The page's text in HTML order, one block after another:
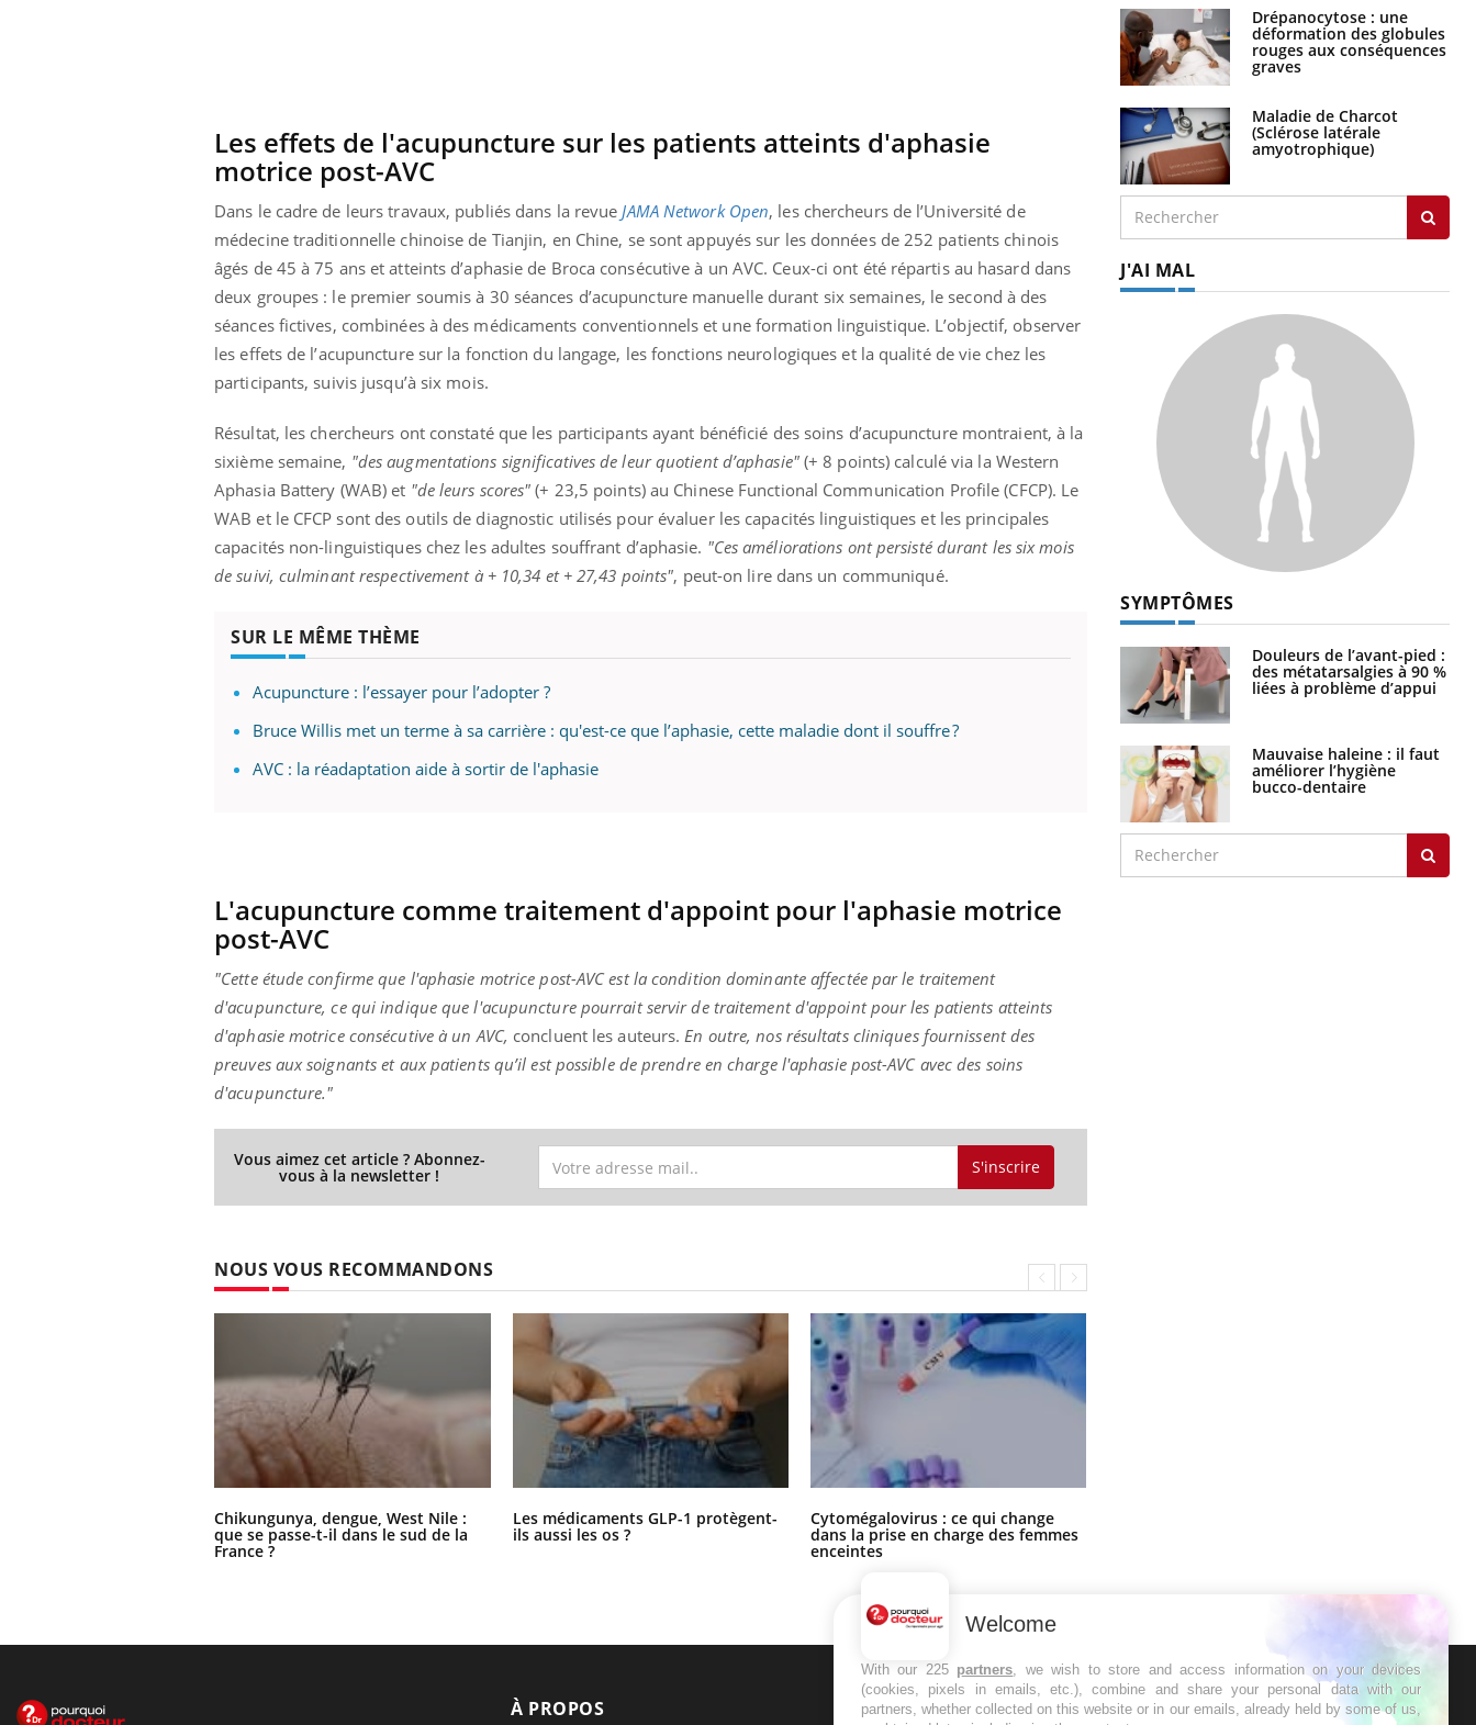
Les effets de l'acupuncture sur les patients atteints d'aphasie
motrice post-AVC
Dans le cadre de leurs travaux, publiés dans la revueJAMA Network Open, les chercheurs de l’Université de
médecine traditionnelle chinoise de Tianjin, en Chine, se sont appuyés sur les données de 252 patients chinois
âgés de 45 à 75 ans et atteints d’aphasie de Broca consécutive à un AVC. Ceux-ci ont été répartis au hasard dans
deux groupes : le premier soumis à 30 séances d’acupuncture manuelle durant six semaines, le second à des
séances fictives, combinées à des médicaments conventionnels et une formation linguistique. L’objectif, observer
les effets de l’acupuncture sur la fonction du langage, les fonctions neurologiques et la qualité de vie chez les
participants, suivis jusqu’à six mois.
Résultat, les chercheurs ont constaté que les participants ayant bénéficié des soins d’acupuncture montraient, à la
sixième semaine, "des augmentations significatives de leur quotient d’aphasie" (+ 8 points) calculé via la Western
Aphasia Battery (WAB) et "de leurs scores" (+ 23,5 points) au Chinese Functional Communication Profile (CFCP). Le
WAB et le CFCP sont des outils de diagnostic utilisés pour évaluer les capacités linguistiques et les principales
capacités non-linguistiques chez les adultes souffrant d’aphasie. "Ces améliorations ont persisté durant les six mois
de suivi, culminant respectivement à + 10,34 et + 27,43 points", peut-on lire dans un communiqué.
SUR LE MÊME THÈME
Acupuncture : l’essayer pour l’adopter ?
Bruce Willis met un terme à sa carrière : qu'est-ce que l’aphasie, cette maladie dont il souffre ?
AVC : la réadaptation aide à sortir de l'aphasie
L'acupuncture comme traitement d'appoint pour l'aphasie motrice
post-AVC
"Cette étude confirme que l'aphasie motrice post-AVC est la condition dominante affectée par le traitement
d'acupuncture, ce qui indique que l'acupuncture pourrait servir de traitement d'appoint pour les patients atteints
d'aphasie motrice consécutive à un AVC, concluent les auteurs.En outre, nos résultats cliniques fournissent des
preuves aux soignants et aux patients qu’il est possible de prendre en charge l'aphasie post-AVC avec des soins
d'acupuncture."
Vous aimez cet article ? Abonnez-
vous à la newsletter ! S'inscrire
NOUS VOUS RECOMMANDONS
Chikungunya, dengue, West Nile :
que se passe-t-il dans le sud de la
France ?
Les médicaments GLP-1 protègent-
ils aussi les os ?
Cytomégalovirus : ce qui change
dans la prise en charge des femmes
enceintes
Drépanocytose : une
déformation des globules
rouges aux conséquences
graves
Maladie de Charcot
(Sclérose latérale
amyotrophique)
J'AI MAL
SYMPTÔMES
Douleurs de l’avant-pied :
des métatarsalgies à 90 %
liées à problème d’appui
Mauvaise haleine : il faut
améliorer l’hygiène
bucco-dentaire
À PROPOS NEWSLETTER
Welcome
With our 225 partners, we wish to store and access information on your devices
(cookies, pixels in emails, etc.), combine and share your personal data with our
partners, whether collected on this website or in our emails, already held by some of us,